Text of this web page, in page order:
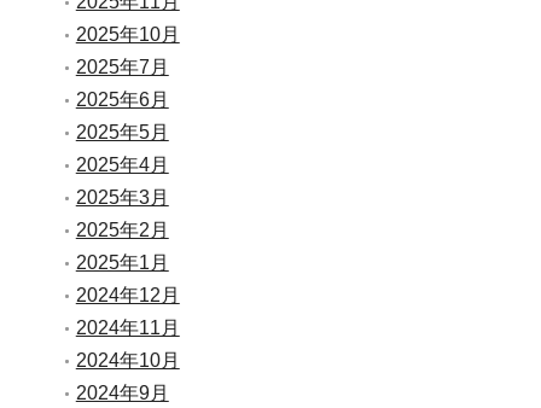
2025年10月
2025年7月
2025年6月
2025年5月
2025年4月
2025年3月
2025年2月
2025年1月
2024年12月
2024年11月
2024年10月
2024年9月